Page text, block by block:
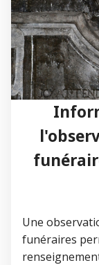
Une
funéraires